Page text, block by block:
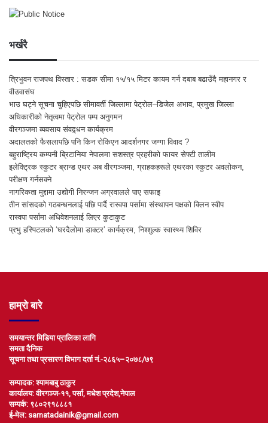
भर्खरै
त्रिभुवन राजपथ विस्तार : सडक सीमा १५/१५ मिटर कायम गर्न दबाब बढाउँदै महानगर र
वीउवासंघ
भाउ घट्ने सूचना चुहिएपछि सीमावर्ती जिल्लामा पेट्रोल–डिजेल अभाव, प्रमुख जिल्ला
अधिकारीको नेतृत्वमा पेट्रोल पम्प अनुगमन
वीरगञ्जमा व्यवसाय संवद्र्धन कार्यक्रम
अदालतको फैसलापछि पनि किन रोकिएन आदर्शनगर जग्गा विवाद ?
बहुराष्ट्रिय कम्पनी ब्रिटानिया नेपालमा सशस्त्र प्रहरीको फायर सेफ्टी तालीम
इलेक्ट्रिक स्कुटर ब्रान्ड एथर अब वीरगञ्जमा, ग्राहकहरूले एथरका स्कुटर अवलोकन,
परीक्षण गर्नसक्ने
नागरिकता मुद्दामा उद्योगी निरन्जन अग्रवालले पाए सफाइ
तीन सांसदको गठबन्धनलाई पछि पार्दै रास्वपा पर्सामा संस्थापन पक्षको क्लिन स्वीप
रास्वपा पर्सामा अधिवेशनलाई लिएर कुटाकुट
प्रभु हस्पिटलको ‘घरदैलोमा डाक्टर’ कार्यक्रम, निश्शुल्क स्वास्थ्य शिविर
हाम्रो बारे
समयान्तर मिडिया प्रालिका लागि
समता दैनिक
सूचना तथा प्रसारण विभाग दर्ता नं.-२८६५–२०७८/७९
सम्पादक: श्यामबाबु ठाकुर
कार्यालय: वीरगञ्ज-११, पर्सा, मधेश प्रदेश,नेपाल
सम्पर्क: ९८०२९१८८८१
ई-मेल: samatadainik@gmail.com